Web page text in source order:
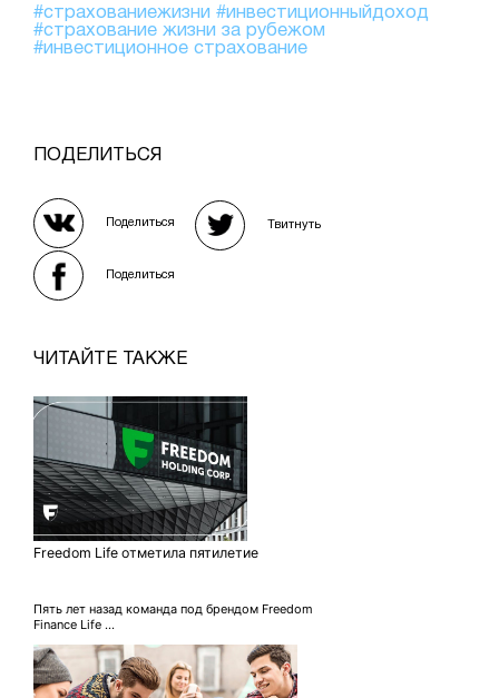
#страхованиежизни #инвестиционныйдоход
#страхование жизни за рубежом
#инвестиционное страхование
ПОДЕЛИТЬСЯ
Поделиться Твитнуть
Поделиться
ЧИТАЙТЕ ТАКЖЕ
Freedom Life отметила пятилетие
Пять лет назад команда под брендом Freedom
Finance Life ...